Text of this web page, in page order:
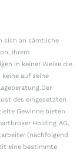
sich an sämtliche
ihrem
in keiner Weise die
auf seine
des eingesetzten
Gewinne bieten
Holding AG,
(nachfolgend
eine bestimmte